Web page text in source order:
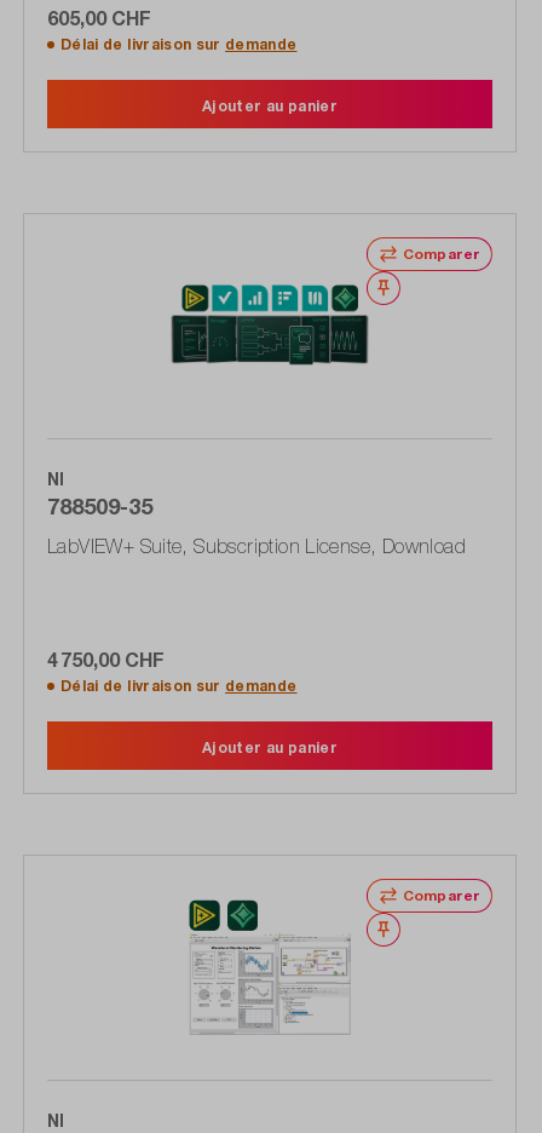
605,00 CHF
Délai de livraison sur demande
Ajouter au panier
Comparer
Noter
NI
788509-35
LabVIEW+ Suite, Subscription License, Download
4 750,00 CHF
Délai de livraison sur demande
Ajouter au panier
Comparer
Noter
NI